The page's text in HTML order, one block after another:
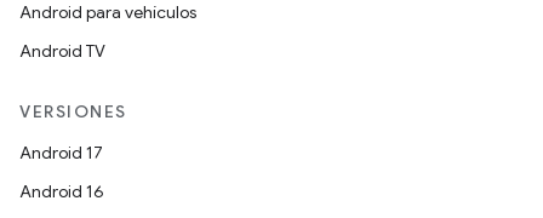
Android para vehículos
Android TV
VERSIONES
Android 17
Android 16